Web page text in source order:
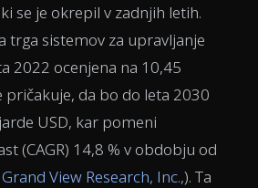
se je okrepil v zadnjih letih.
trga sistemov za upravljanje
2022 ocenjena na 10,45
pričakuje, da bo do leta 2030
USD, kar pomeni
(CAGR) 14,8 % v obdobju od
Grand View Research, Inc.,). Ta